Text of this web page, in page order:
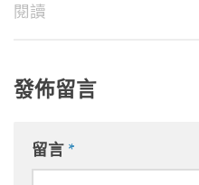
閱讀
發佈留言
留言 *